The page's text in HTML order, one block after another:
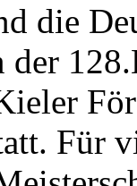
die
der
Für